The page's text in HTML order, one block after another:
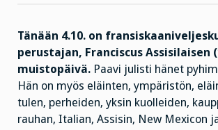
Tänään 4.10. on
perustajan, Franciscus Assisilaisen
muistopäivä. Paavi julisti hänet
Hän on myös eläinten, ympäristön,
tulen, perheiden, yksin kuolleiden,
rauhan, Italian, Assisin, New Mexicon